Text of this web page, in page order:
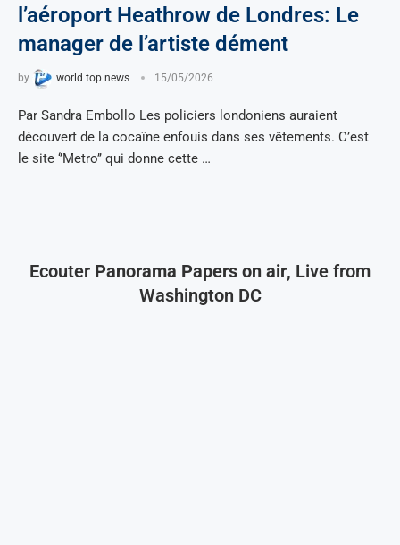
l’aéroport Heathrow de Londres: Le
manager de l’artiste dément
by world top news 15/05/2026
Par Sandra Embollo Les policiers londoniens auraient
découvert de la cocaïne enfouis dans ses vêtements. C’est
le site ‘’Metro’’ qui donne cette …
Ecouter Panorama Papers on air, Live from
Washington DC